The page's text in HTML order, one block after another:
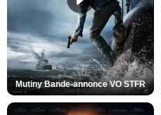
Mutiny Bande-annonce VO STFR